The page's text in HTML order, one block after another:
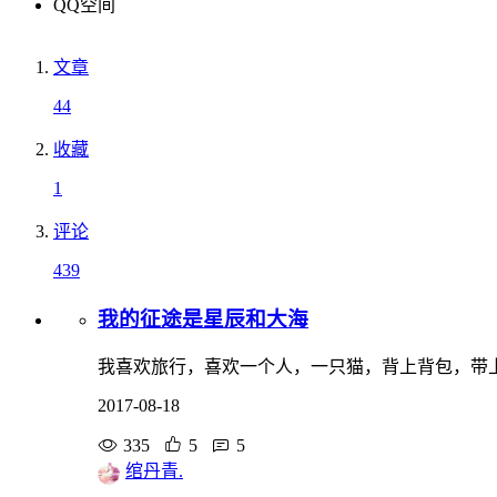
QQ空间
文章
44
收藏
1
评论
439
我的征途是星辰和大海
我喜欢旅行，喜欢一个人，一只猫，背上背包，
2017-08-18
335 5
5
绾丹青.